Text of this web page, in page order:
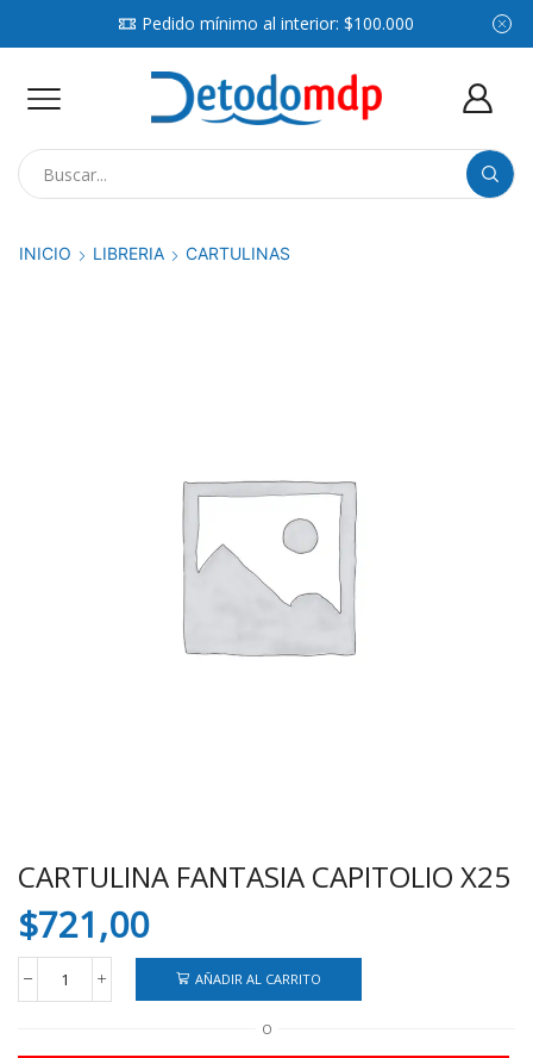
Pedido mínimo al interior: $100.000
INICIO LIBRERIA CARTULINAS
CARTULINA FANTASIA CAPITOLIO X25
$721,00
CARTULINA
FANTASIA
X25
AÑADIR AL CARRITO
O